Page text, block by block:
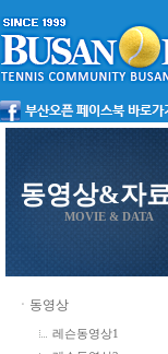
동영상&자
MOVIE & DATA
ㆍ동영상
레슨동영상1